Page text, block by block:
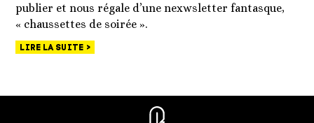
publier et nous régale d’une nexwsletter fantasque,
« chaussettes de soirée ».
LIRE LA SUITE